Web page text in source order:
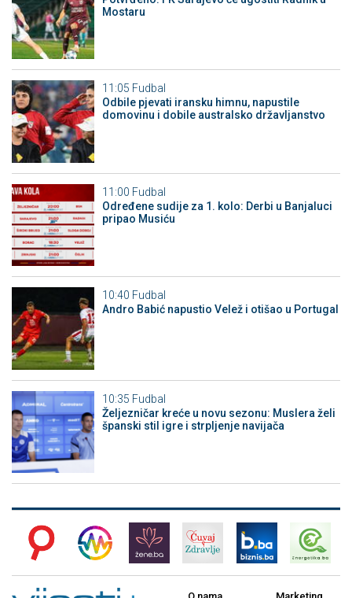
Mostaru
11:05 Fudbal
Odbile pjevati iransku himnu, napustile
domovinu i dobile australsko državljanstvo
11:00 Fudbal
Određene sudije za 1. kolo: Derbi u Banjaluci
pripao Musiću
10:40 Fudbal
Andro Babić napustio Velež i otišao u Portugal
10:35 Fudbal
Željezničar kreće u novu sezonu: Muslera želi
španski stil igre i strpljenje navijača